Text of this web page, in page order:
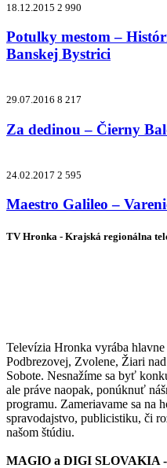
18.12.2015 2 990
Potulky mestom –
Banskej Bystrici
29.07.2016 8 217
Za dedinou – Čierny
24.02.2017 2 595
Maestro Galileo –
TV Hronka - Krajská regionálna
Televízia Hronka vyrába
Podbrezovej, Zvolene, Žiari
Sobote. Nesnažíme sa byť
ale práve naopak, ponúknuť
programu. Zameriavame sa na
spravodajstvo, publicistiku, či
našom štúdiu.
MAGIO a DIGI SLOVAKIA -